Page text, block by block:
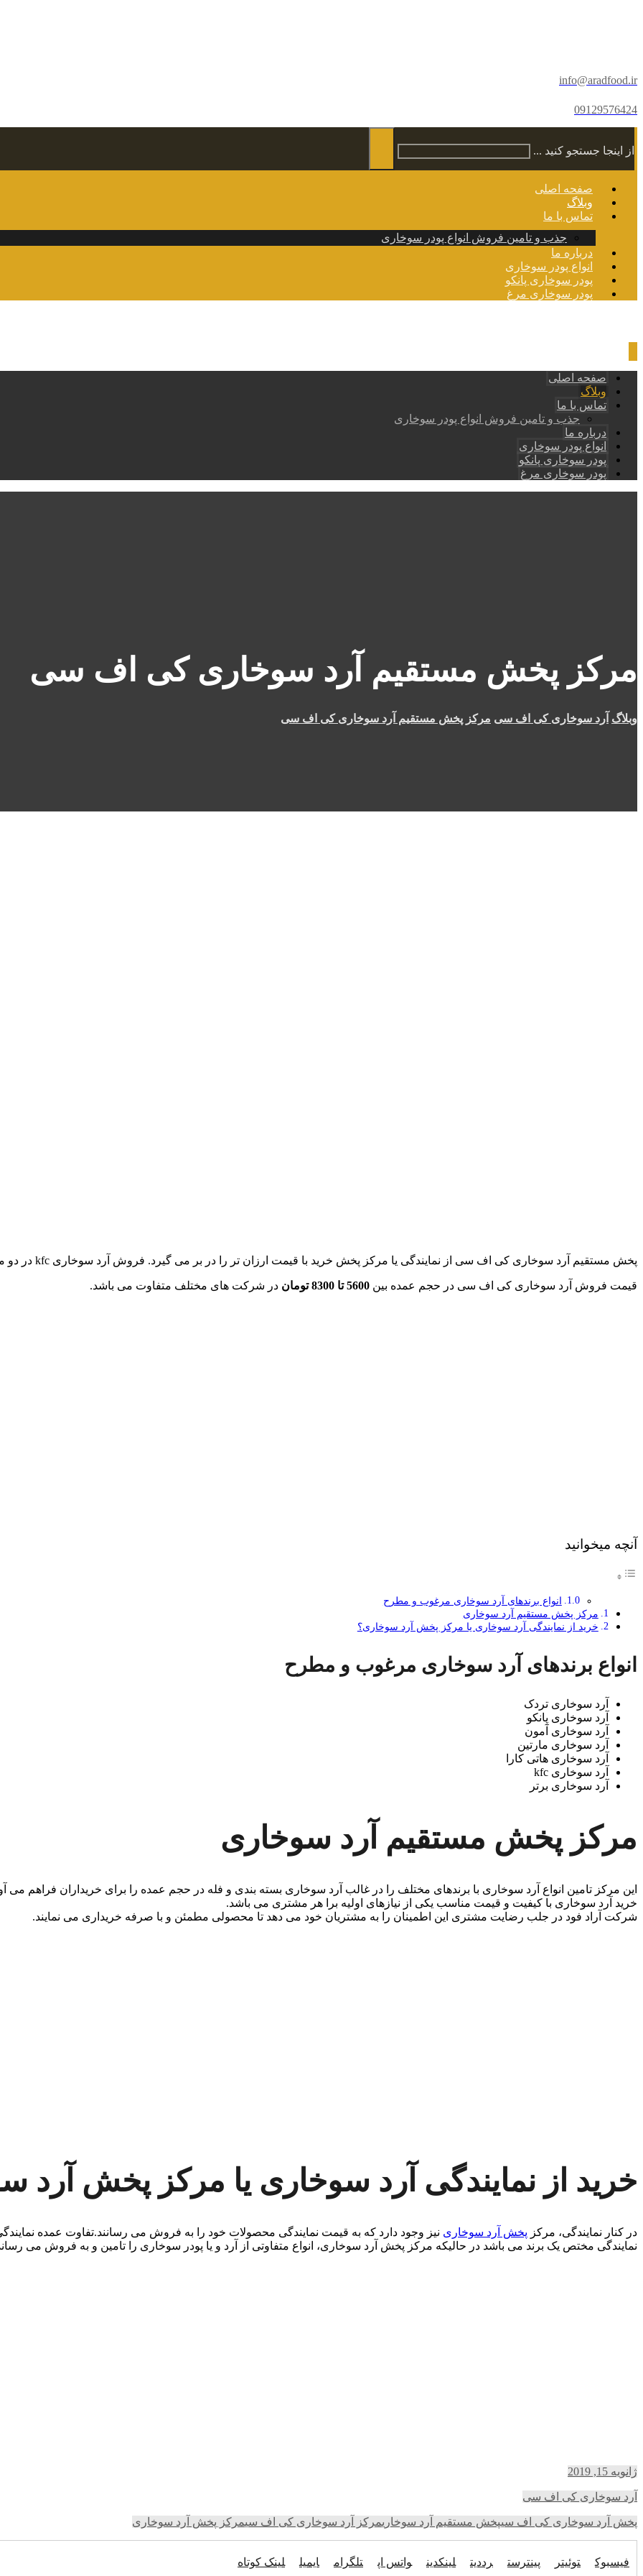
info@aradfood.ir
09129576424
از اینجا جستجو کنید ...
صفحه اصلی
وبلاگ
تماس با ما
جذب و تامین فروش انواع پودر سوخاری
درباره ما
انواع پودر سوخاری
پودر سوخاری پانکو
پودر سوخاری مرغ
صفحه اصلی
وبلاگ
تماس با ما
جذب و تامین فروش انواع پودر سوخاری
درباره ما
انواع پودر سوخاری
پودر سوخاری پانکو
پودر سوخاری مرغ
مرکز پخش مستقیم آرد سوخاری کی اف سی
وبلاگ آرد سوخاری کی اف سی مرکز پخش مستقیم آرد سوخاری کی اف سی
پخش مستقیم آرد سوخاری کی اف سی از نمایندگی یا مرکز پخش خرید با قیمت ارزان تر را در بر می گیرد. فروش آرد سوخاری kfc در دو مدل نرمال و اسپایسی در اوزان 135 گرمی و 1 کیلویی انجام می گیرد.
قیمت فروش آرد سوخاری کی اف سی در حجم عمده بین 5600 تا 8300 تومان در شرکت های مختلف متفاوت می باشد.
آنچه میخوانید
انواع برندهای آرد سوخاری مرغوب و مطرح
مرکز پخش مستقیم آرد سوخاری
خرید از نمایندگی آرد سوخاری یا مرکز پخش آرد سوخاری؟
انواع برندهای آرد سوخاری مرغوب و مطرح
آرد سوخاری تردک
آرد سوخاری پانکو
آرد سوخاری آمون
آرد سوخاری مارتین
آرد سوخاری هاتی کارا
آرد سوخاری kfc
آرد سوخاری برتر
مرکز پخش مستقیم آرد سوخاری
این مرکز تامین انواع آرد سوخاری با برندهای مختلف را در غالب آرد سوخاری بسته بندی و فله در حجم عمده را برای خریداران فراهم می
خرید آرد سوخاری با کیفیت و قیمت مناسب یکی از نیازهای اولیه برا هر مشتری می باشد.
شرکت آراد فود در جلب رضایت مشتری این اطمینان را به مشتریان خود می دهد تا محصولی مطمئن و با صرفه خریداری می نمایند.
خرید از نمایندگی آرد سوخاری یا مرکز پخش آرد
در کنار نمایندگی، مرکز پخش آرد سوخاری نیز وجود دارد که به قیمت نمایندگی محصولات خود را به فروش می رسانند.تفاوت عمده
نمایندگی مختص یک برند می باشد در حالیکه مرکز پخش آرد سوخاری، انواع متفاوتی از آرد و یا پودر سوخاری را تامین و به فروش می
ژانویه 15, 2019
آرد سوخاری کی اف سی
پخش آرد سوخاری کی اف سیپخش مستقیم آرد سوخاریمرکز آرد سوخاری کی اف سیمرکز پخش آرد سوخاری
فیسبوک توئیتر پینترست رددیت لینکدین واتس اپ تلگرام ایمیل لینک کوتاه